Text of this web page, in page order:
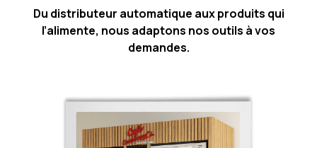
Du distributeur automatique aux produits qui
l’alimente, nous adaptons nos outils à vos
demandes.